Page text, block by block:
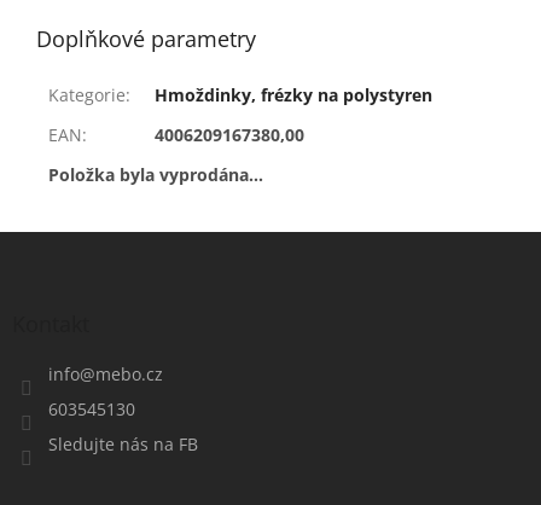
Doplňkové parametry
Kategorie:
Hmoždinky, frézky na polystyren
EAN:
4006209167380,00
Položka byla vyprodána…
info@mebo.cz
603545130
Sledujte nás na FB